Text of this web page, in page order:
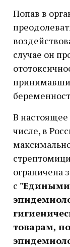
Попав в
случае он
В настоящее
числе, в
ограничена
с "Едиными
товарам,